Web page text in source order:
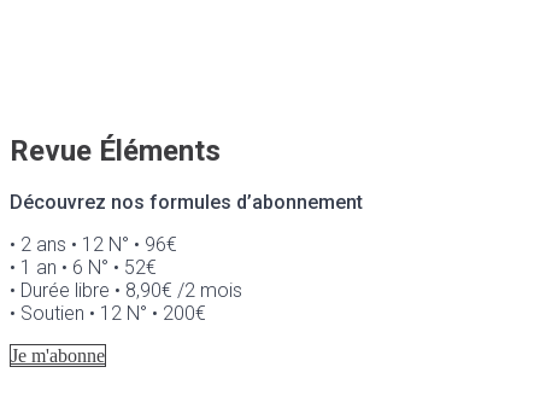
Revue Éléments
Découvrez nos formules d’abonnement
• 2 ans • 12 N° • 96€
• 1 an • 6 N° • 52€
• Durée libre • 8,90€ /2 mois
• Soutien • 12 N° • 200€
Je m'abonne